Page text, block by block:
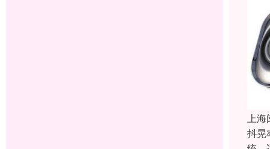
上海
抖晃